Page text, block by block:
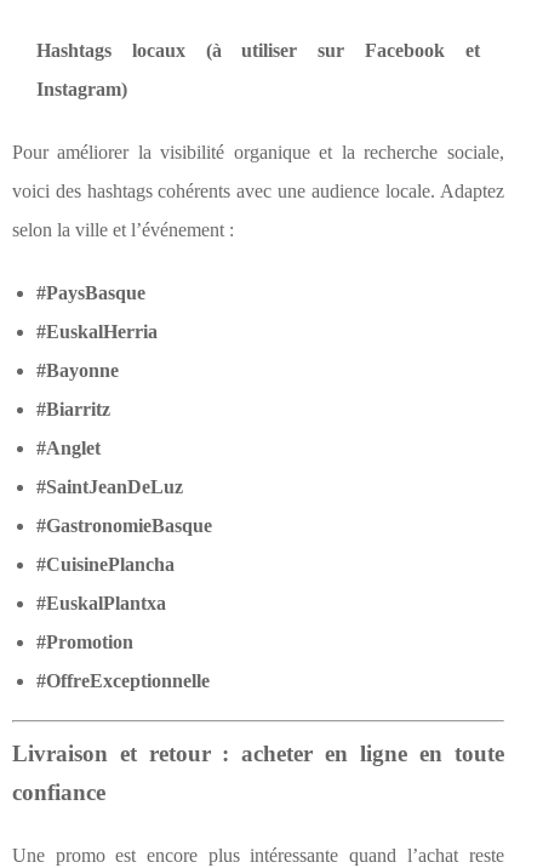
Hashtags locaux (à utiliser sur Facebook et
Instagram)
Pour améliorer la visibilité organique et la recherche sociale,
voici des hashtags cohérents avec une audience locale. Adaptez
selon la ville et l’événement :
#PaysBasque
#EuskalHerria
#Bayonne
#Biarritz
#Anglet
#SaintJeanDeLuz
#GastronomieBasque
#CuisinePlancha
#EuskalPlantxa
#Promotion
#OffreExceptionnelle
Livraison et retour : acheter en ligne en toute
confiance
Une promo est encore plus intéressante quand l’achat reste